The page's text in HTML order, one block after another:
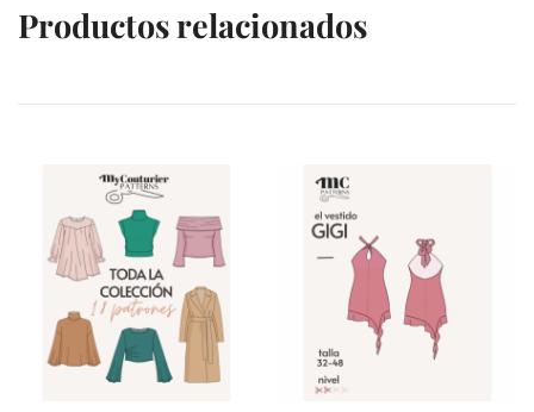
Productos relacionados
VENTES À 2€ VENTES À 2€